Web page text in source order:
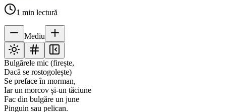
1 min lectură
Mediu
Bulgărele mic (firește,
Dacă se rostogolește)
Se preface în morman,
Iar un morcov și-un tăciune
Fac din bulgăre un june
Pinguin sau pelican.